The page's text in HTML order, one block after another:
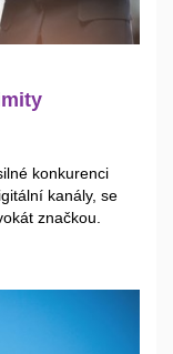
konkurenci
kanály, se
značkou.